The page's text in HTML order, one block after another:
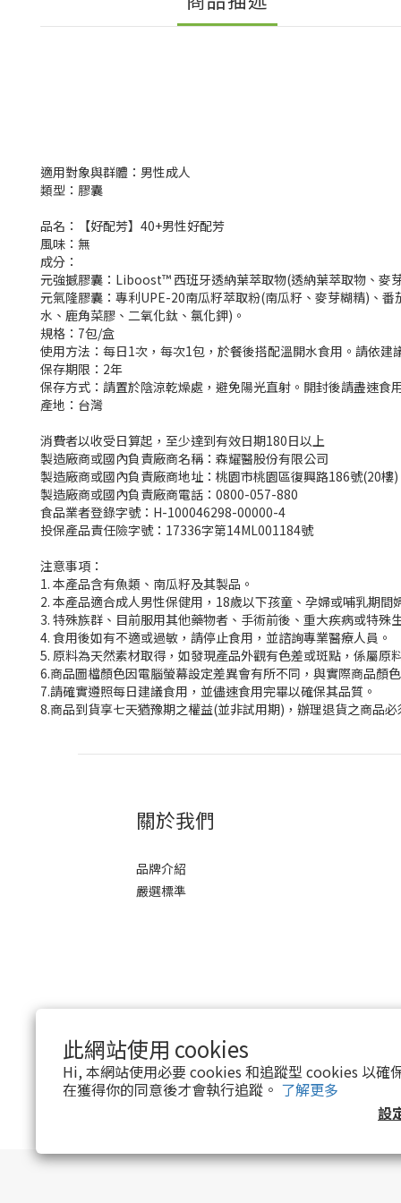
此網站使用 cookies
Hi, 本網站使用必要 cookies 和追蹤型 cookies 以確
在獲得你的同意後才會執行追蹤。 了解更多
設
適用對象與群體：男性成人
類型：膠囊
品名：【好配芳】40+男性好配芳
風味：無
成分：
元強撼膠囊：Liboost™ 西班牙透納葉萃取物(透納葉萃取物、麥
元氣隆膠囊：專利UPE-20南瓜籽萃取粉(南瓜籽、麥芽糊精)、
水、鹿角菜膠、二氧化鈦、氯化鉀)。
規格：7包/盒
使用方法：每日1次，每次1包，於餐後搭配溫開水食用。請依建
保存期限：2年
保存方式： 請置於陰涼乾燥處，避免陽光直射。開封後請盡速食
產地：台灣
消費者以收受日算起，至少達到有效日期180日以上
製造廠商或國內負責廠商名稱：森耀醫股份有限公司
製造廠商或國內負責廠商地址：桃園市桃園區復興路186號(20樓)
製造廠商或國內負責廠商電話：0800-057-880
食品業者登錄字號：H-100046298-00000-4
投保產品責任險字號：17336字第14ML001184號
注意事項：
1. 本產品含有魚類、南瓜籽及其製品。
2. 本產品適合成人男性保健用，18歲以下孩童、孕婦或哺乳期間
3. 特殊族群、目前服用其他藥物者、手術前後、重大疾病或特
4. 食用後如有不適或過敏，請停止食用，並諮詢專業醫療人員。
5. 原料為天然素材取得，如發現產品外觀有色差或斑點，係屬原
6.商品圖檔顏色因電腦螢幕設定差異會有所不同，與實際商品顏
7.請確實遵照每日建議食用，並儘速食用完畢以確保其品質。
8.商品到貨享七天猶豫期之權益(並非試用期)，辦理退貨之商品
關於我們
品牌介紹
嚴選標準